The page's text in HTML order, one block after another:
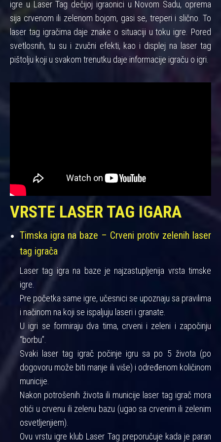
igre u Laser Tag dečijoj igraonici u Novom Sadu, oprema
sija crvenom ili zelenom bojom, gasi se, treperi i slično. To
laser tag igračima daje znake o situaciji u toku igre. Pored
svetlosnih, tu su i zvučni efekti, kao i displej na laser tag
pištolju koji u svakom trenutku daje informacije igraču o igri.
VRSTE LASER TAG IGARA
Timska igra na baze – Crveni protiv zelenih laser
tag igrača
Laser tag igra na baze je najzastupljenija vrsta timske
igre.
Pre početka same igre, učesnici se upoznaju sa pravilima
i načinom na koji se ispaljuju laseri i granate.
U igri se formiraju dva tima, crveni i zeleni i započinju
“borbu”.
Svaki laser tag igrač počinje igru sa po 5 života (po
dogovoru može biti manje ili više) i određenom količinom
municije.
Nakon potrošenih života ili municije laser tag igrač mora
otići u crvenu ili zelenu bazu (ugao sa crvenim ili zelenim
osvetljenjiem).
Ovu vrstu igre klub Laser Tag preporučuje kada je paran